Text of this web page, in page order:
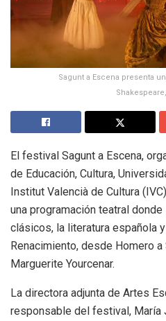
Sagunt a Escena presenta
El festival Sagunt a Escena,
de Educación, Cultura,
Institut Valencià de Cultura
una programación teatral
clásicos, la literatura española
Renacimiento, desde Homero
Marguerite Yourcenar.
La directora adjunta de Artes
responsable del festival, María